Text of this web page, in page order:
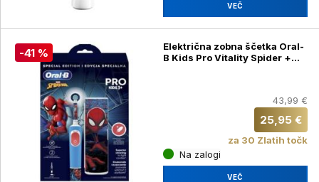
VEČ
-41 %
Električna zobna ščetka Oral-
B Kids Pro Vitality Spider +
43,99 €
25,95 €
za 30 Zlatih točk
Na zalogi
VEČ